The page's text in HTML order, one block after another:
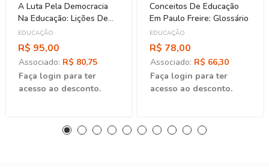
A Luta Pela Democracia
Na Educação: Lições De
Realidades Sociais
EDUCAÇÃO
R$ 95,00
Associado: R$ 80,75
Faça login para ter
acesso ao desconto.
Conceitos De Educação
Em Paulo Freire: Glossário
EDUCAÇÃO
R$ 78,00
Associado: R$ 66,30
Faça login para ter
acesso ao desconto.